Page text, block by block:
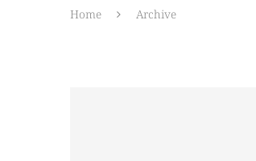
Home Archive